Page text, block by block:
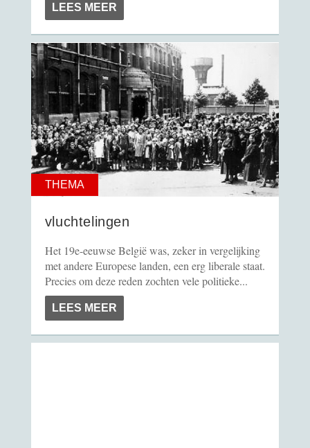
LEES MEER
THEMA
vluchtelingen
Het 19e-eeuwse België was, zeker in vergelijking
met andere Europese landen, een erg liberale staat.
Precies om deze reden zochten vele politieke...
LEES MEER